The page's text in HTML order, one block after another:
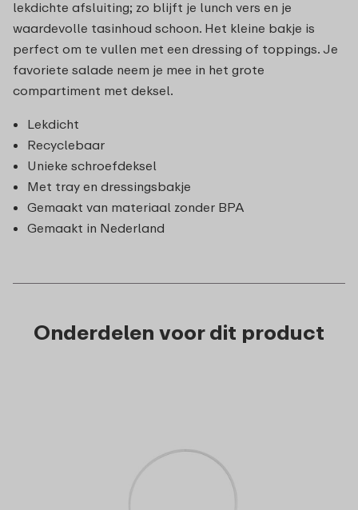
lekdichte afsluiting; zo blijft je lunch vers en je
waardevolle tasinhoud schoon. Het kleine bakje is
perfect om te vullen met een dressing of toppings. Je
favoriete salade neem je mee in het grote
compartiment met deksel.
Lekdicht
Recyclebaar
Unieke schroefdeksel
Met tray en dressingsbakje
Gemaakt van materiaal zonder BPA
Gemaakt in Nederland
Onderdelen voor dit product